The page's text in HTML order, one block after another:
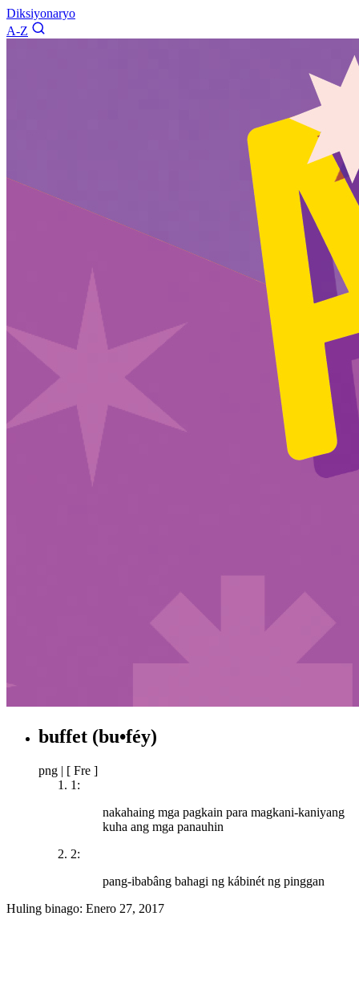
Diksiyonaryo
A-Z
buffet (bu•féy)
png | [ Fre ]
1:
nakahaing mga pagkain para magkani-kaniyang
kuha ang mga panauhin
2:
pang-ibabâng bahagi ng kábinét ng pinggan
Huling binago: Enero 27, 2017